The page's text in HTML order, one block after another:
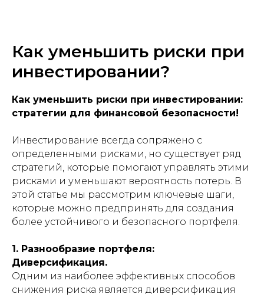
Как уменьшить риски при
инвестировании?
Как уменьшить риски при инвестировании:
стратегии для финансовой безопасности!
Инвестирование всегда сопряжено с
определенными рисками, но существует ряд
стратегий, которые помогают управлять этими
рисками и уменьшают вероятность потерь. В
этой статье мы рассмотрим ключевые шаги,
которые можно предпринять для создания
более устойчивого и безопасного портфеля.
1. Разнообразие портфеля:
Диверсификация.
Одним из наиболее эффективных способов
снижения риска является диверсификация